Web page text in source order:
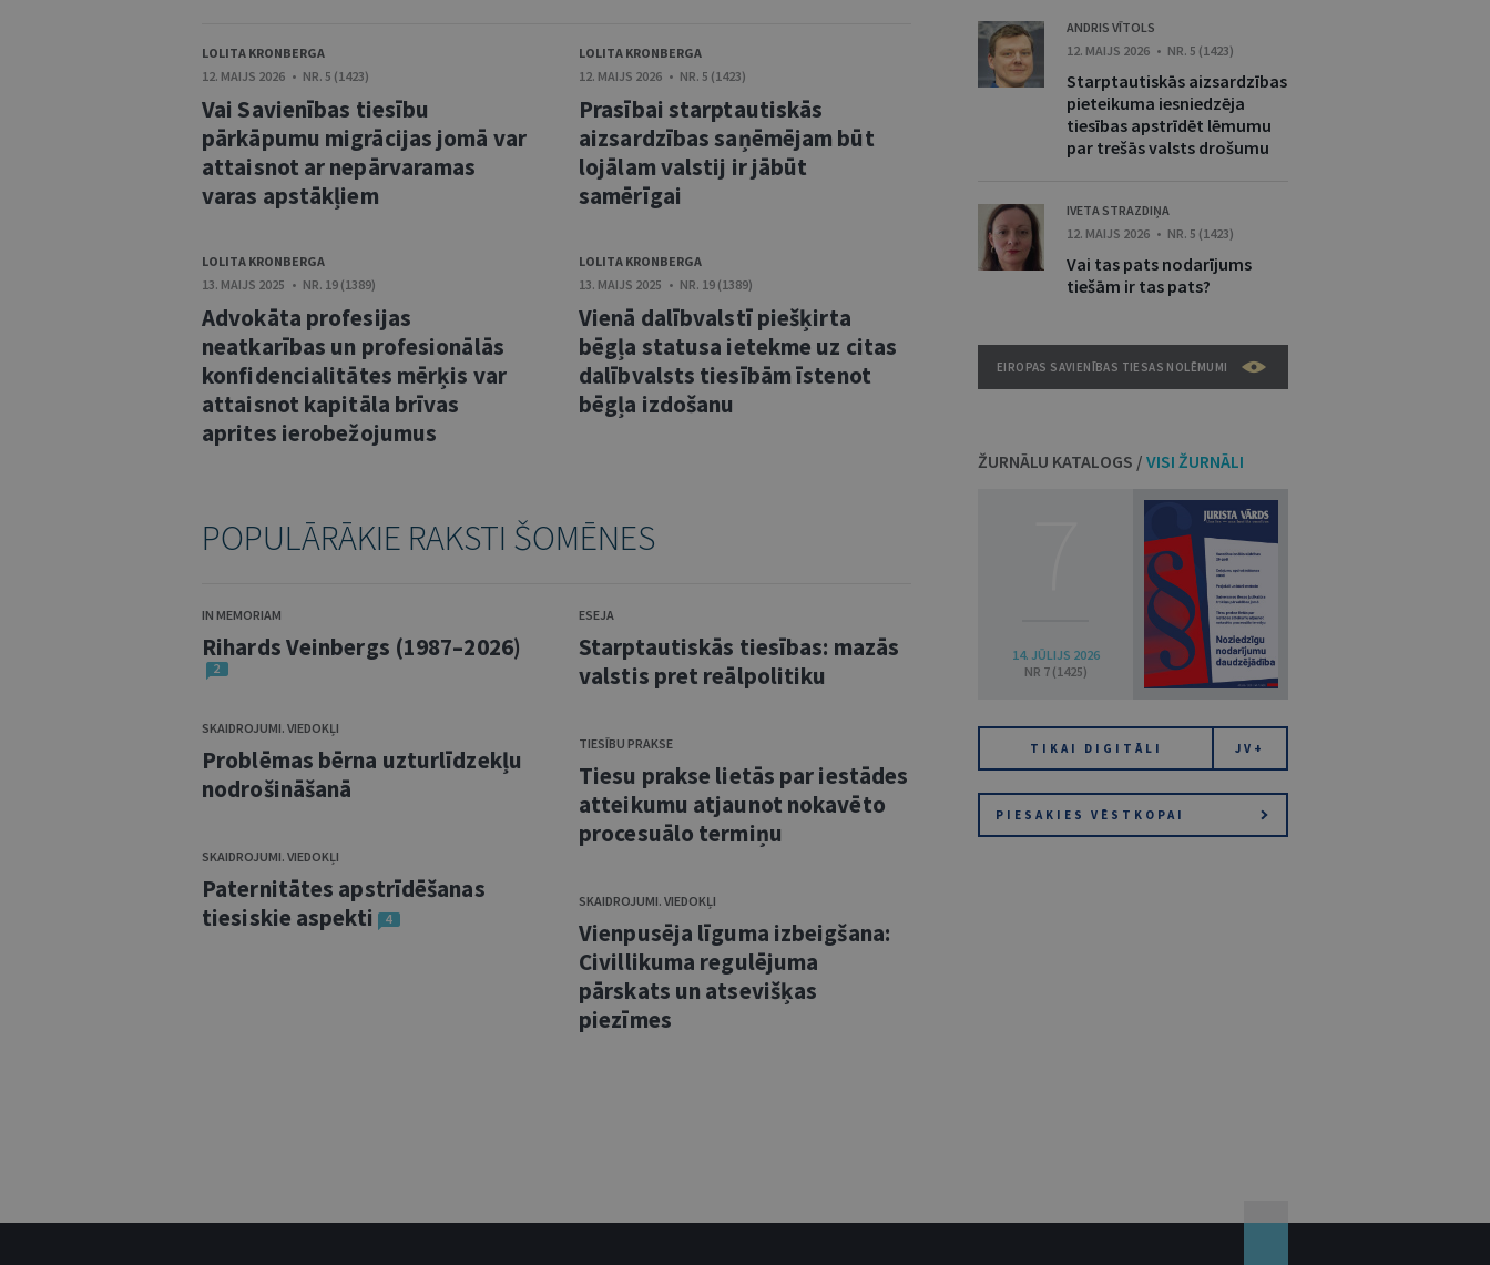
LOLITA KRONBERGA
12. MAIJS 2026 • NR. 5 (1423)
Vai Savienības tiesību
pārkāpumu migrācijas jomā var
attaisnot ar nepārvaramas
varas apstākļiem
LOLITA KRONBERGA
12. MAIJS 2026 • NR. 5 (1423)
Prasībai starptautiskās
aizsardzības saņēmējam būt
lojālam valstij ir jābūt
samērīgai
LOLITA KRONBERGA
13. MAIJS 2025 • NR. 19 (1389)
Advokāta profesijas
neatkarības un profesionālās
konfidencialitātes mērķis var
attaisnot kapitāla brīvas
aprites ierobežojumus
LOLITA KRONBERGA
13. MAIJS 2025 • NR. 19 (1389)
Vienā dalībvalstī piešķirta
bēgļa statusa ietekme uz citas
dalībvalsts tiesībām īstenot
bēgļa izdošanu
POPULĀRĀKIE RAKSTI ŠOMĒNES
IN MEMORIAM
Rihards Veinbergs (1987–2026)
2
SKAIDROJUMI. VIEDOKĻI
Problēmas bērna uzturlīdzekļu
nodrošināšanā
SKAIDROJUMI. VIEDOKĻI
Paternitātes apstrīdēšanas
tiesiskie aspekti
4
ESEJA
Starptautiskās tiesības: mazās
valstis pret reālpolitiku
TIESĪBU PRAKSE
Tiesu prakse lietās par iestādes
atteikumu atjaunot nokavēto
procesuālo termiņu
SKAIDROJUMI. VIEDOKĻI
Vienpusēja līguma izbeigšana:
Civillikuma regulējuma
pārskats un atsevišķas
piezīmes
ANDRIS VĪTOLS
12. MAIJS 2026 • NR. 5 (1423)
Starptautiskās aizsardzības
pieteikuma iesniedzēja
tiesības apstrīdēt lēmumu
par trešās valsts drošumu
IVETA STRAZDIŅA
12. MAIJS 2026 • NR. 5 (1423)
Vai tas pats nodarījums
tiešām ir tas pats?
EIROPAS SAVIENĪBAS TIESAS NOLĒMUMI
ŽURNĀLU KATALOGS / VISI ŽURNĀLI
14. JŪLIJS 2026
NR 7 (1425)
TIKAI DIGITĀLI JV+
PIESAKIES VĒSTKOPAI